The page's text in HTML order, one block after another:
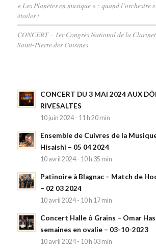
« Les Planètes en musique » : quand l’orchestre
étoiles !
CONCERT – 1er Congrès National de la
Saint-Pierre des Cuisines
CONCERT DU 3 MAI 2024 AUX
RIVESALTES
10 juin 2024 - 11 h 20 min
Ensemble de Cuivres de la
Hisaishi – 05 04 2024
10 avril 2024 - 10 h 35 min
Patinoire à Blagnac – Match de
– 02 03 2024
10 avril 2024 - 10 h 17 min
Concert Halle ô Grains – Omar
semaines en ovalie – 03-10-2023
10 avril 2024 - 10 h 03 min